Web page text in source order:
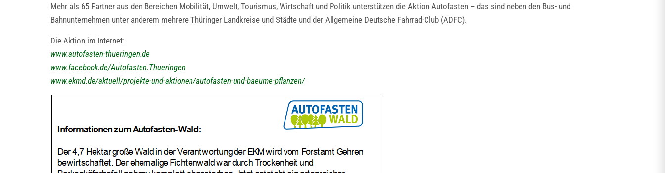
Mehr als 65 Partner aus den Bereichen Mobilität, Umwelt, Tourismus, Wirtschaft und Politik unterstützen die Aktion Autofasten – das sind neben den Bus- und
Bahnunternehmen unter anderem mehrere Thüringer Landkreise und Städte und der Allgemeine Deutsche Fahrrad-Club (ADFC).
Die Aktion im Internet:
www.autofasten-thueringen.de
www.facebook.de/Autofasten.Thueringen
www.ekmd.de/aktuell/projekte-und-aktionen/autofasten-und-baeume-pflanzen/